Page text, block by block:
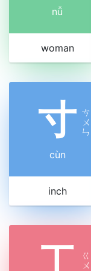
nǚ
woman
寸 ㄘ
ㄨ
ㄣ
cùn
inch
ㄍ
ㄨ